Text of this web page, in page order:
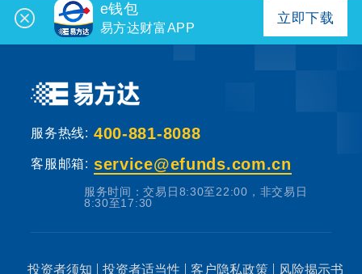
e钱包
易方达财富APP
立即下载
服务热线: 400-881-8088
客服邮箱: service@efunds.com.cn
服务时间：交易日8:30至22:00，非交易日
8:30至17:30
投资者须知 投资者适当性 客户隐私政策 风险揭示书